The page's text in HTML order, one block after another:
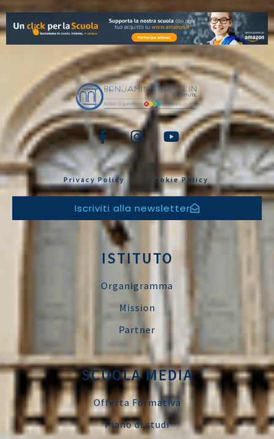
Privacy Policy Cookie Policy
Iscriviti alla newsletter
ISTITUTO
Organigramma
Mission
Partner
SCUOLA MEDIA
Offerta Formativa
Piano di studi